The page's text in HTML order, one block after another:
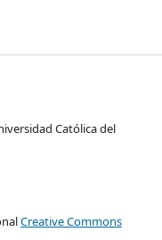
Católica del
Creative Commons